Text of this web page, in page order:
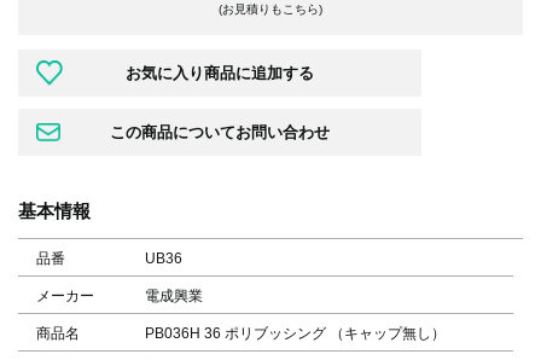
(お見積りもこちら)
基本情報
品番 UB36
メーカー 電成興業
商品名 PB036H 36 ポリブッシング （キャップ無し）